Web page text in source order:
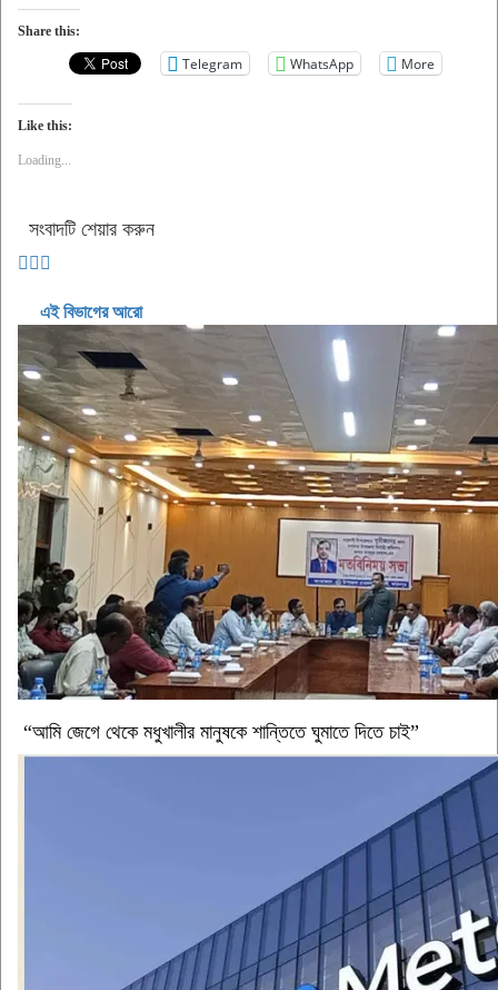
Share this:
Telegram WhatsApp More
Like this:
Loading...
সংবাদটি শেয়ার করুন
এই বিভাগের আরো
“আমি জেগে থেকে মধুখালীর মানুষকে শান্তিতে ঘুমাতে দিতে চাই”